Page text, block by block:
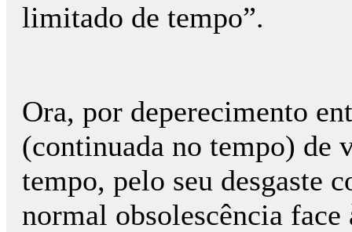
limitado de tempo”.
Ora, por deperecimento
(continuada no tempo) de
tempo, pelo seu desgaste
normal obsolescência face